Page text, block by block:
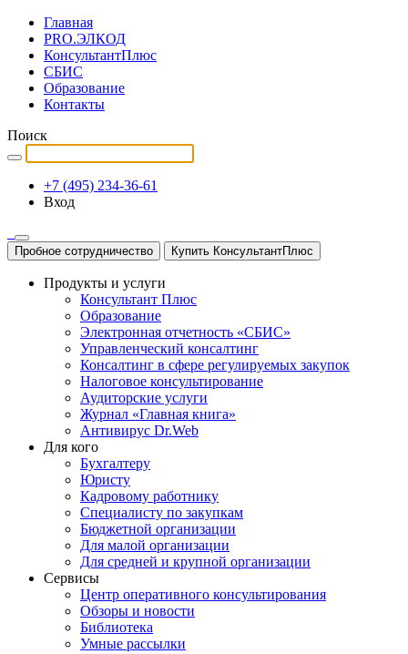
Главная
PRO.ЭЛКОД
КонсультантПлюс
СБИС
Образование
Контакты
Поиск
+7 (495) 234-36-61
Вход
Пробное сотрудничество Купить КонсультантПлюс
Продукты и услуги
Консультант Плюс
Образование
Электронная отчетность «СБИС»
Управленческий консалтинг
Консалтинг в сфере регулируемых закупок
Налоговое консультирование
Аудиторские услуги
Журнал «Главная книга»
Антивирус Dr.Web
Для кого
Бухгалтеру
Юристу
Кадровому работнику
Специалисту по закупкам
Бюджетной организации
Для малой организации
Для средней и крупной организации
Сервисы
Центр оперативного консультирования
Обзоры и новости
Библиотека
Умные рассылки